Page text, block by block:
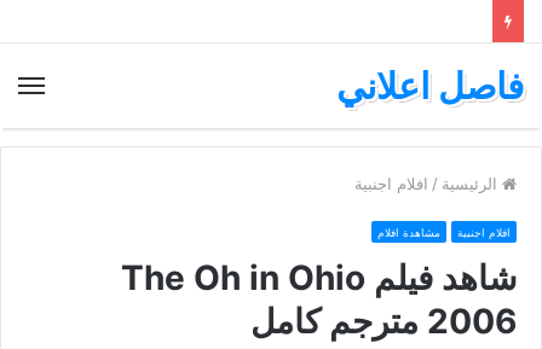
فاصل اعلاني
الرئيسية / افلام اجنبية
افلام اجنبية مشاهدة افلام
شاهد فيلم The Oh in Ohio
2006 مترجم كامل